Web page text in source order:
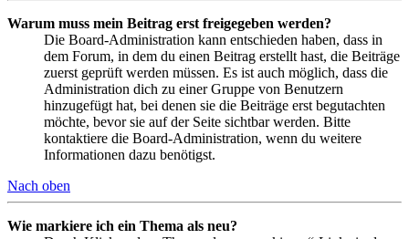
Warum muss mein Beitrag erst freigegeben werden?
Die Board-Administration kann entschieden haben, dass in
dem Forum, in dem du einen Beitrag erstellt hast, die Beiträge
zuerst geprüft werden müssen. Es ist auch möglich, dass die
Administration dich zu einer Gruppe von Benutzern
hinzugefügt hat, bei denen sie die Beiträge erst begutachten
möchte, bevor sie auf der Seite sichtbar werden. Bitte
kontaktiere die Board-Administration, wenn du weitere
Informationen dazu benötigst.
Nach oben
Wie markiere ich ein Thema als neu?